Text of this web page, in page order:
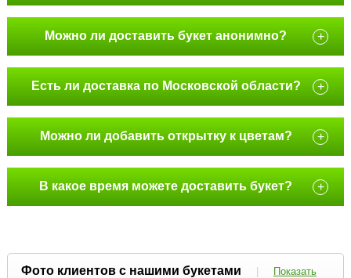
Можно ли доставить букет анонимно? +
Есть ли доставка по Московской области? +
Можно ли добавить открытку к цветам? +
В какое время можете доставить букет? +
Фото клиентов с нашими букетами |
Показать